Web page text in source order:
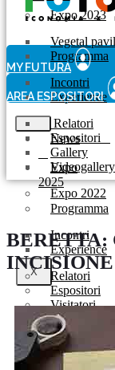
Expo 2023
Vegetal
Programma
Incontri
Experience
Relatori
Espositori
Gallery
Videogallery
Expo 2022
X
MY FUTURA
AREA ESPOSITORI
News
Expo
2025
Programma
Incontri
Experience
Relatori
Espositori
Visitatori
Gallery
Videogallery
Allestimento
Futura
BERETTA: